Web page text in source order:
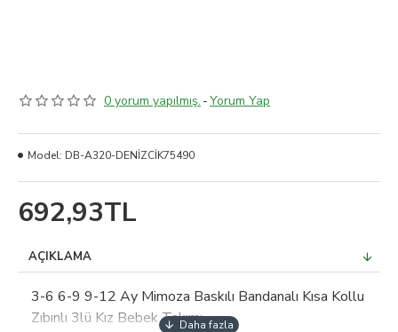
0 yorum yapılmış. -Yorum Yap
692,93TL
Model: DB-A320-DENİZCİK75490
AÇIKLAMA
3-6 6-9 9-12 Ay Mimoza Baskılı Bandanalı Kısa Kollu
Zıbınlı 3lü Kız Bebek Takımı